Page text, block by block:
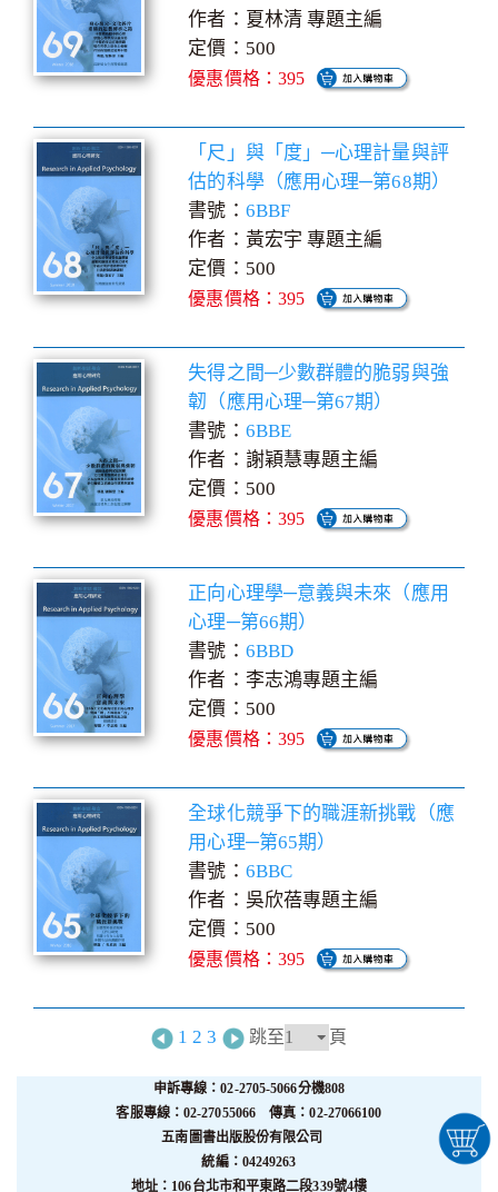
作者：夏林清 專題主編
定價：500
優惠價格：395
「尺」與「度」─心理計量與評
估的科學（應用心理─第68期）
書號： 6BBF
作者：黃宏宇 專題主編
定價：500
優惠價格：395
失得之間─少數群體的脆弱與強
韌（應用心理─第67期）
書號： 6BBE
作者：謝穎慧專題主編
定價：500
優惠價格：395
正向心理學─意義與未來（應用
心理─第66期）
書號： 6BBD
作者：李志鴻專題主編
定價：500
優惠價格：395
全球化競爭下的職涯新挑戰（應
用心理─第65期）
書號： 6BBC
作者：吳欣蓓專題主編
定價：500
優惠價格：395
1 2 3 跳至 頁
申訴專線：02-2705-5066分機808
客服專線：02-27055066 傳真：02-27066100
五南圖書出版股份有限公司
統編：04249263
地址：106台北市和平東路二段339號4樓